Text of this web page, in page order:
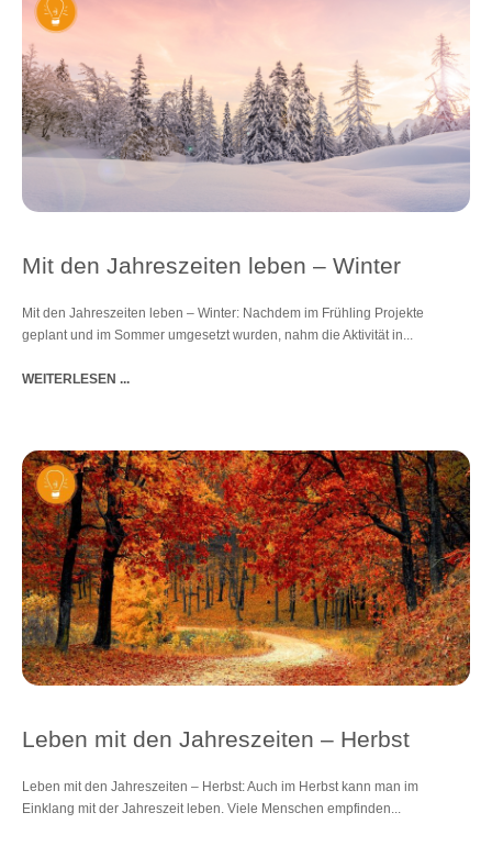
Mit den Jahreszeiten leben – Winter
Mit den Jahreszeiten leben – Winter: Nachdem im Frühling Projekte
geplant und im Sommer umgesetzt wurden, nahm die Aktivität in...
WEITERLESEN ...
Leben mit den Jahreszeiten ‒ Herbst
Leben mit den Jahreszeiten ‒ Herbst: Auch im Herbst kann man im
Einklang mit der Jahreszeit leben. Viele Menschen empfinden...